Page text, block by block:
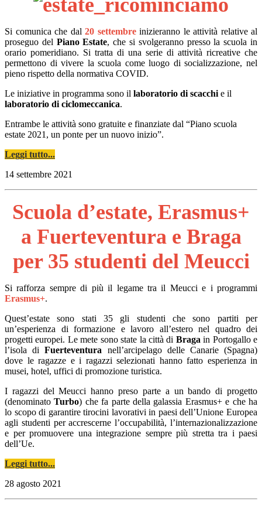
Si comunica che dal 20 settembreinizieranno le attività relative al
proseguo del Piano Estate, che si svolgeranno presso la scuola in
orario pomeridiano. Si tratta di una serie di attività ricreative che
permettono di vivere la scuola come luogo di socializzazione, nel
pieno rispetto della normativa COVID.
Le iniziative in programma sono il laboratorio di scacchi e il
laboratorio di ciclomeccanica.
Entrambe le attività sono gratuite e finanziate dal “Piano scuola
estate 2021, un ponte per un nuovo inizio”.
Leggi tutto...
14 settembre 2021
Scuola d’estate, Erasmus+
a Fuerteventura e Braga
per 35 studenti del Meucci
Si rafforza sempre di più il legame tra il Meucci e i programmi
Erasmus+.
Quest’estate sono stati 35 gli studenti che sono partiti per
un’esperienza di formazione e lavoro all’estero nel quadro dei
progetti europei. Le mete sono state la città di Braga in Portogallo e
l’isola diFuerteventura nell’arcipelago delle Canarie (Spagna)
dove le ragazze e i ragazzi selezionati hanno fatto esperienza in
musei, hotel, uffici di promozione turistica.
I ragazzi del Meucci hanno preso parte a un bando di progetto
(denominatoTurbo) che fa parte della galassia Erasmus+ e che ha
lo scopo di garantire tirocini lavorativi in paesi dell’Unione Europea
agli studenti per accrescerne l’occupabilità, l’internazionalizzazione
e per promuovere una integrazione sempre più stretta tra i paesi
dell’Ue.
Leggi tutto...
28 agosto 2021